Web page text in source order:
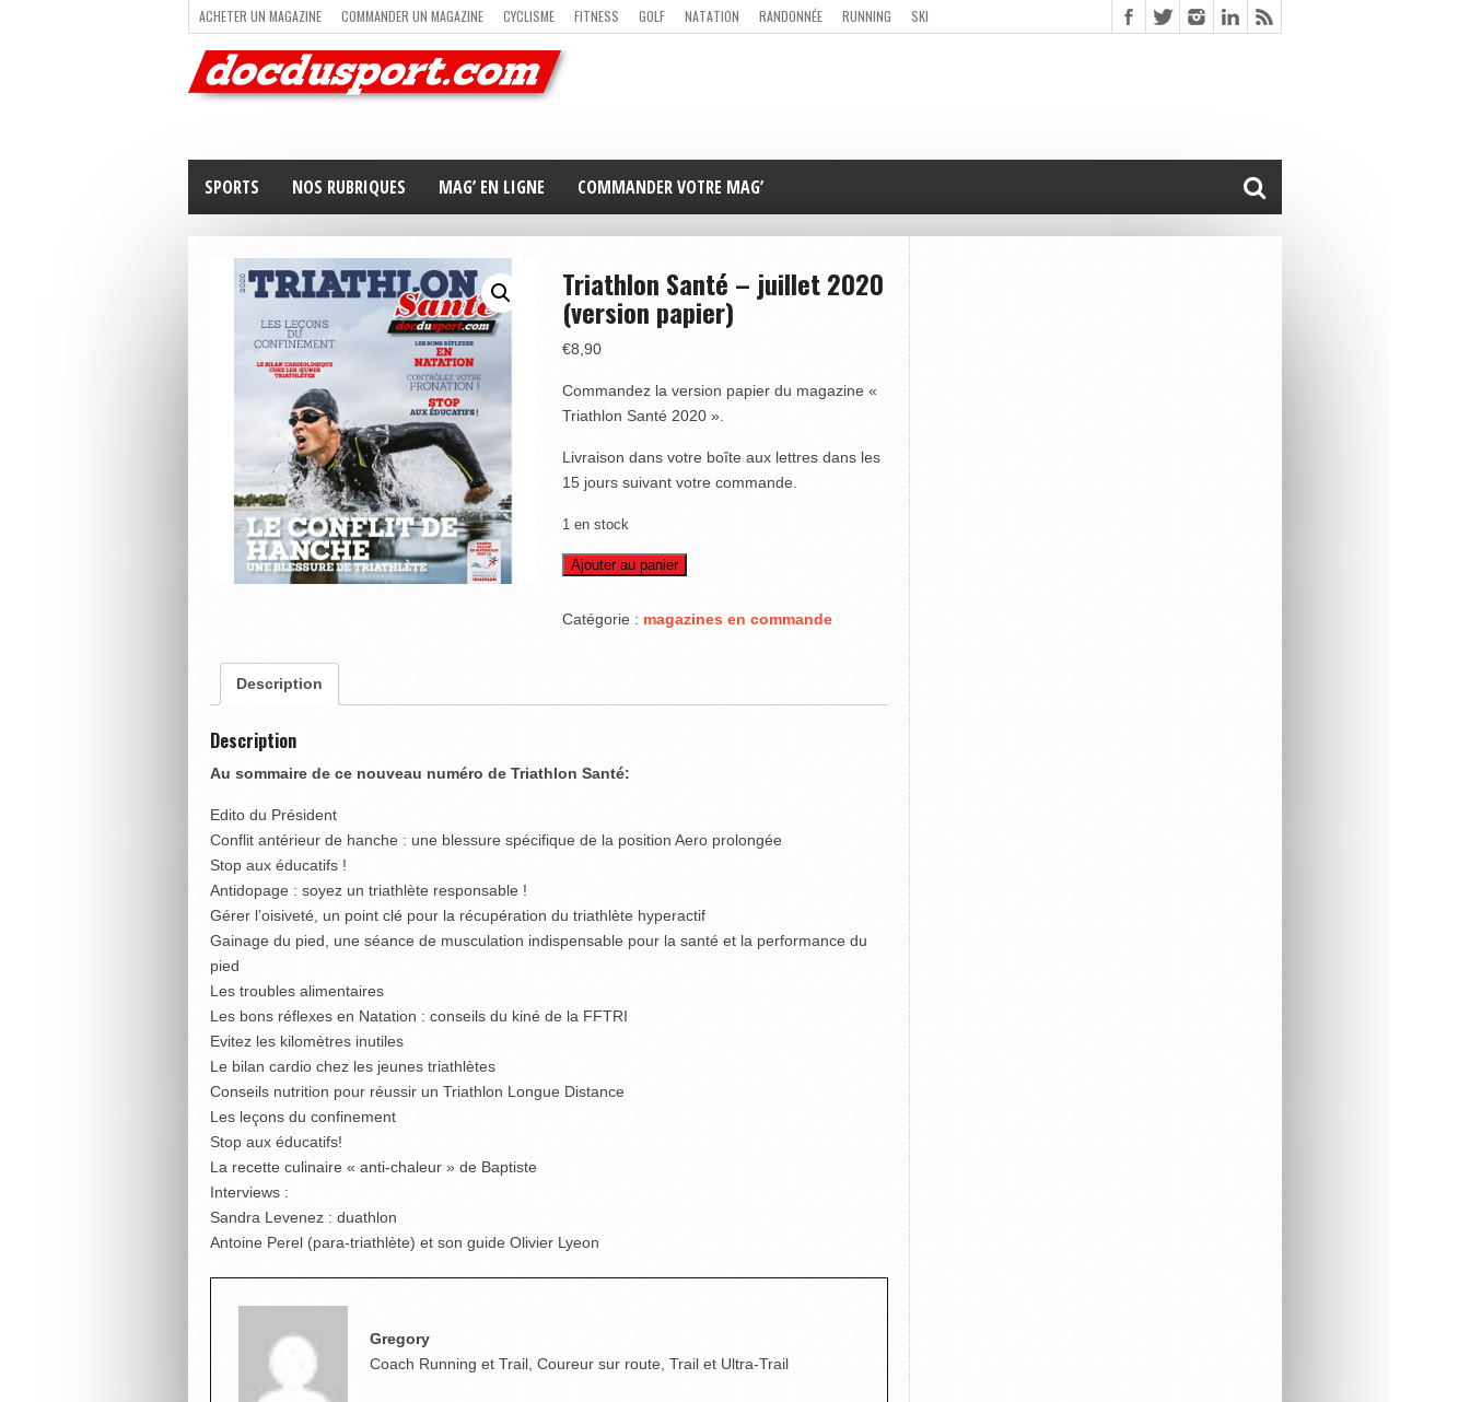
ACHETER UN MAGAZINE COMMANDER UN MAGAZINE CYCLISME FITNESS GOLF NATATION RANDONNÉE RUNNING
SKI
TRAIL RUNNING
TRIATHLON VOILE NEWSLETTER MAG’ EN LIGNE
SPORTS NOS RUBRIQUES MAG’ EN LIGNE COMMANDER VOTRE MAG’
Triathlon Santé – juillet 2020
(version papier)
€8,90
Commandez la version papier du magazine «
Triathlon Santé 2020 ».
Livraison dans votre boîte aux lettres dans les
15 jours suivant votre commande.
1 en stock
quantité
Triathlon
papier)
Ajouter au panier
Catégorie : magazines en commande
Description
Description
Au sommaire de ce nouveau numéro de Triathlon Santé:
Edito du Président
Conflit antérieur de hanche : une blessure spécifique de la position Aero prolongée
Stop aux éducatifs !
Antidopage : soyez un triathlète responsable !
Gérer l’oisiveté, un point clé pour la récupération du triathlète hyperactif
Gainage du pied, une séance de musculation indispensable pour la santé et la performance du
pied
Les troubles alimentaires
Les bons réflexes en Natation : conseils du kiné de la FFTRI
Evitez les kilomètres inutiles
Le bilan cardio chez les jeunes triathlètes
Conseils nutrition pour réussir un Triathlon Longue Distance
Les leçons du confinement
Stop aux éducatifs!
La recette culinaire « anti-chaleur » de Baptiste
Interviews :
Sandra Levenez : duathlon
Antoine Perel (para-triathlète) et son guide Olivier Lyeon
Gregory
Coach Running et Trail, Coureur sur route, Trail et Ultra-Trail